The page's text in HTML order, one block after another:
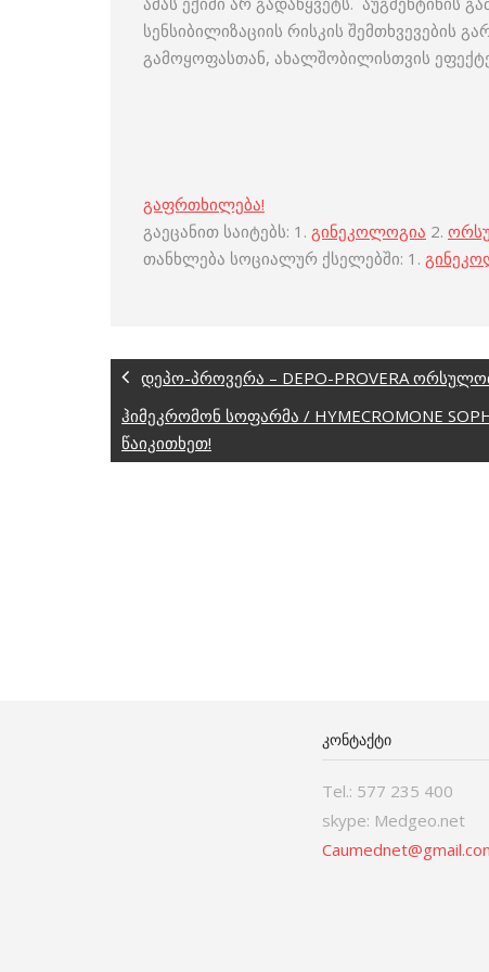
სენსიბილიზაციის რისკის შემთხვევების
გამოყოფასთან, ახალშობილისთვის
გაფრთხილება!
გაეცანით საიტებს: 1. გინეკოლოგია 2.
თანხლება სოციალურ ქსელებში: 1.
დეპო-პროვერა – DEPO-PROVERA
ჰიმეკრომონ სოფარმა / HYMECROMONE
წაიკითხეთ!
ᲙᲝᲜᲢᲐᲥᲢᲘ
Tel.: 577 235 400
skype: Medgeo.net